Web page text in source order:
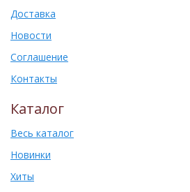
Доставка
Новости
Соглашение
Контакты
Каталог
Весь каталог
Новинки
Хиты